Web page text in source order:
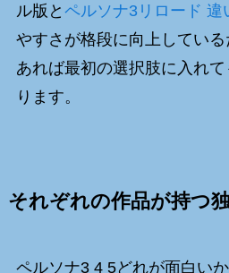
ル版と ペルソナ3リロード 違
やすさが格段に向上してい
あれば最初の選択肢に入れ
ります。
それぞれの作品が持つ
ペルソナ3 4 5どれが面白い